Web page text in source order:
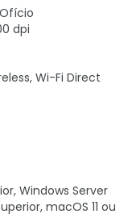
dpi
Wi-Fi Direct
Windows Server
macOS 11 ou